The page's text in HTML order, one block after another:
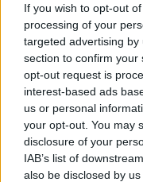
If you wish to opt-out
processing of your
targeted advertising
section to confirm your
opt-out request is
interest-based ads
us or personal
your opt-out. You may
disclosure of your
IAB’s list of
also be disclosed by
Αρέσει στις γάτες
σκύλους; Η απάντηση
πριν 23 λεπτά
Άρης: Υπέγραψε έως
Μοκόκα
πριν 23 λεπτά
ΔΕΙΤΕ ΟΛΕΣ ΤΙΣ